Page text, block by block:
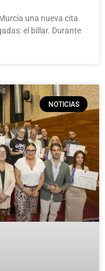
una nueva cita
el billar. Durante
NOTICIAS